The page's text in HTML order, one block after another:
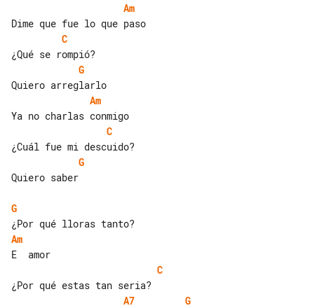
Am
C
G
Am
C
G
Quiero saber
G
Am
C
A7
G